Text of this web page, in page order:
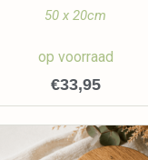
50 x 20cm
op voorraad
€33,95